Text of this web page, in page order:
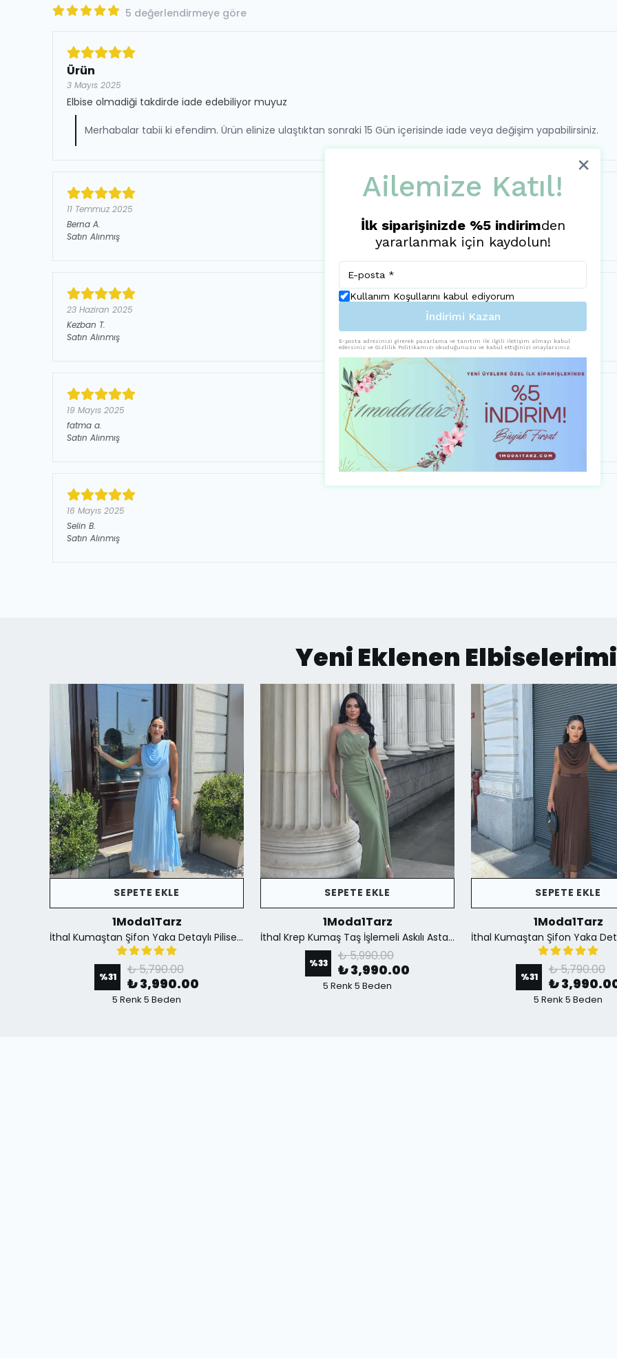
5 değerlendirmeye göre
Ürün
3 Mayıs 2025
Elbise olmadiği takdirde iade edebiliyor muyuz
Merhabalar tabii ki efendim. Ürün elinize ulaştıktan sonraki 15 Gün içerisinde iade veya değişim yapabilirsiniz.
11 Temmuz 2025
Berna A.
Satın Alınmış
23 Haziran 2025
Kezban T.
Satın Alınmış
19 Mayıs 2025
fatma a.
Satın Alınmış
16 Mayıs 2025
Selin B.
Satın Alınmış
Yeni Eklenen
SEPETE EKLE
1Moda1Tarz
İthal Kumaştan Şifon Yaka Detaylı Piliseli Kemerli Astarlı Özel Tasarım Elbise - mavi
%31 ₺ 5,790.00
₺ 3,990.00
5 Renk 5 Beden
SEPETE EKLE
1Moda1Tarz
İthal Krep Kumaş Taş İşlemeli Askılı Astarlı Özel Tasarım Yırtmaçlı Maxi Elbise - Yeşil
%33 ₺ 5,990.00
₺ 3,990.00
5 Renk 5 Beden
SEPETE EKLE
1Moda1Tarz
%31 ₺ 5,790.00
₺
5 Renk 5 Beden
Ailemize Katıl!
İlk siparişinizde %5 indirimden
yararlanmak için kaydolun!
Kullanım Koşullarını kabul ediyorum
İndirimi Kazan
E-posta adresinizi girerek pazarlama ve tanıtım ile ilgili iletişim almayı kabul
edersiniz ve Gizlilik Politikamızı okuduğunuzu ve kabul ettiğinizi onaylarsınız.